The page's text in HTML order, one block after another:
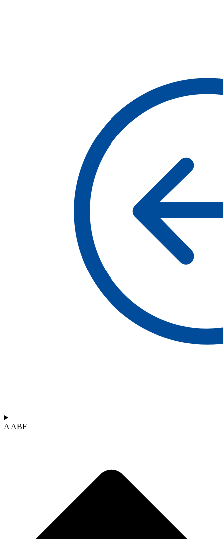
A ABF